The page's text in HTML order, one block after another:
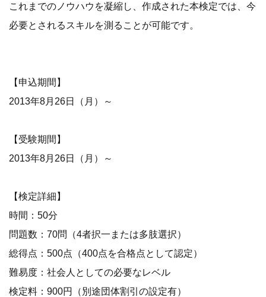
これまでのノウハウを凝縮し、作成された本検定では、今
必要とされるスキルを測ることが可能です。
【申込期間】
2013年8月26日（月）～
【受験期間】
2013年8月26日（月）～
【検定詳細】
時間：50分
問題数：70問（4者択一または多肢選択）
総得点：500点（400点を合格点として認定）
難易度：社会人としての必要なレベル
検定料：900円（別途団体割引の設定有）